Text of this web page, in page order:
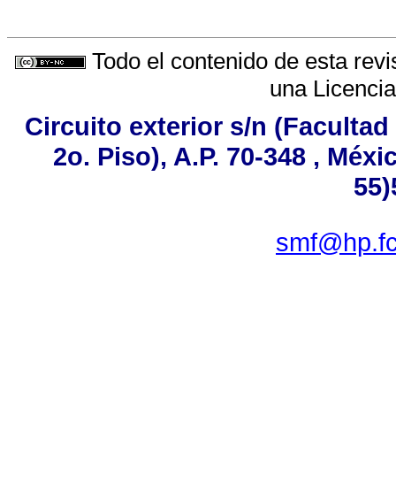
Todo el contenido de esta
una
Circuito exterior s/n
2o. Piso), A.P. 70-348 ,